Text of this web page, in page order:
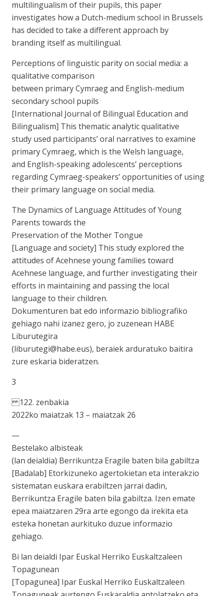
multilingualism of their pupils, this paper
investigates how a Dutch-medium school in Brussels
has decided to take a different approach by
branding itself as multilingual.
Perceptions of linguistic parity on social media: a
qualitative comparison
between primary Cymraeg and English-medium
secondary school pupils
[International Journal of Bilingual Education and
Bilingualism] This thematic analytic qualitative
study used participants’ oral narratives to examine
primary Cymraeg, which is the Welsh language,
and English-speaking adolescents’ perceptions
regarding Cymraeg-speakers’ opportunities of using
their primary language on social media.
The Dynamics of Language Attitudes of Young
Parents towards the
Preservation of the Mother Tongue
[Language and society] This study explored the
attitudes of Acehnese young families toward
Acehnese language, and further investigating their
efforts in maintaining and passing the local
language to their children.
Dokumenturen bat edo informazio bibliografiko
gehiago nahi izanez gero, jo zuzenean HABE
Liburutegira
(liburutegi@habe.eus), beraiek arduratuko baitira
zure eskaria bideratzen.
3
122. zenbakia
2022ko maiatzak 13 – maiatzak 26
—
Bestelako albisteak
(lan deialdia) Berrikuntza Eragile baten bila gabiltza
[Badalab] Etorkizuneko agertokietan eta interakzio
sistematan euskara erabiltzen jarrai dadin,
Berrikuntza Eragile baten bila gabiltza. Izen emate
epea maiatzaren 29ra arte egongo da irekita eta
esteka honetan aurkituko duzue informazio
gehiago.
Bi lan deialdi Ipar Euskal Herriko Euskaltzaleen
Topagunean
[Topagunea] Ipar Euskal Herriko Euskaltzaleen